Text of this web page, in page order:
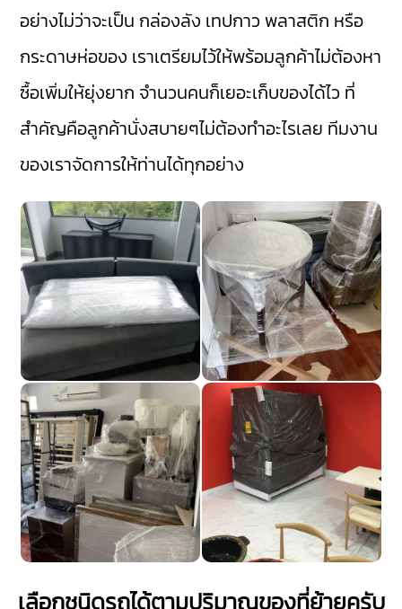
อย่างไม่ว่าจะเป็น กล่องลัง เทปกาว พลาสติก หรือ
กระดาษห่อของ เราเตรียมไว้ให้พร้อมลูกค้าไม่ต้องหา
ซื้อเพิ่มให้ยุ่งยาก จำนวนคนก็เยอะเก็บของได้ไว ที่
สำคัญคือลูกค้านั่งสบายๆไม่ต้องทำอะไรเลย ทีมงาน
ของเราจัดการให้ท่านได้ทุกอย่าง
เลือกชนิดรถได้ตามปริมาณของที่ย้ายครับ